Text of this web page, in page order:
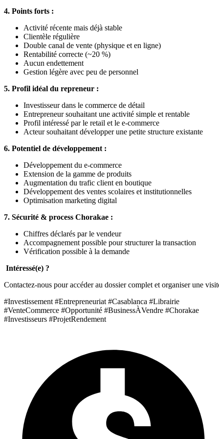
4. Points forts :
Activité récente mais déjà stable
Clientèle régulière
Double canal de vente (physique et en ligne)
Rentabilité correcte (~20 %)
Aucun endettement
Gestion légère avec peu de personnel
5. Profil idéal du repreneur :
Investisseur dans le commerce de détail
Entrepreneur souhaitant une activité simple et rentable
Profil intéressé par le retail et le e-commerce
Acteur souhaitant développer une petite structure existante
6. Potentiel de développement :
Développement du e-commerce
Extension de la gamme de produits
Augmentation du trafic client en boutique
Développement des ventes scolaires et institutionnelles
Optimisation marketing digital
7. Sécurité & process Chorakae :
Chiffres déclarés par le vendeur
Accompagnement possible pour structurer la transaction
Vérification possible à la demande
Intéressé(e) ?
Contactez-nous pour accéder au dossier complet et organiser une
#Investissement #Entrepreneuriat #Casablanca #Librairie
#VenteCommerce #Opportunité #BusinessÀVendre #Chorakae
#Investisseurs #ProjetRendement